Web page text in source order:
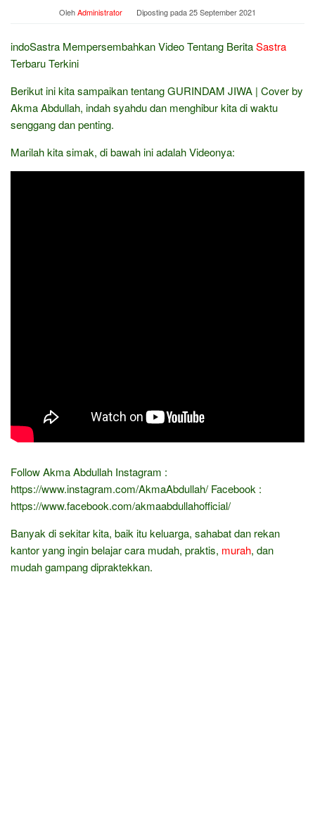
OlehAdministrator Diposting pada25 September 2021
indoSastra Mempersembahkan Video Tentang BeritaSastra
Terbaru Terkini
Berikut ini kita sampaikan tentang GURINDAM JIWA | Cover by
Akma Abdullah, indah syahdu dan menghibur kita di waktu
senggang dan penting.
Marilah kita simak, di bawah ini adalah Videonya:
Follow Akma Abdullah Instagram :
https://www.instagram.com/AkmaAbdullah/ Facebook :
https://www.facebook.com/akmaabdullahofficial/
Banyak di sekitar kita, baik itu keluarga, sahabat dan rekan
kantor yang ingin belajar cara mudah, praktis, murah, dan
mudah gampang dipraktekkan.